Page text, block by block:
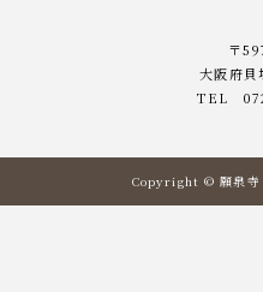
〒
大阪府貝
TEL
Copyright © 願泉